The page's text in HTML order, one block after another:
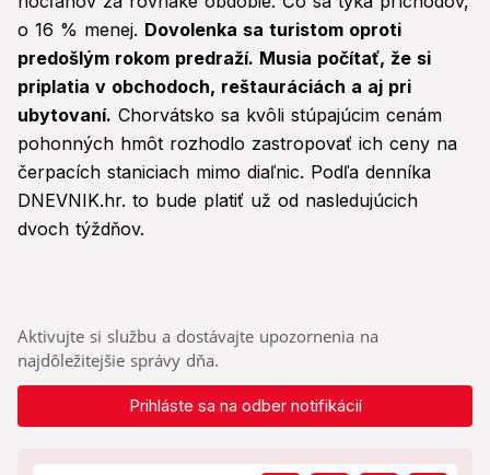
o 16 % menej. Dovolenka sa turistom oproti
predošlým rokom predraží. Musia počítať, že si
priplatia v obchodoch, reštauráciách a aj pri
ubytovaní. Chorvátsko sa kvôli stúpajúcim cenám
pohonných hmôt rozhodlo zastropovať ich ceny na
čerpacích staniciach mimo diaľnic. Podľa denníka
DNEVNIK.hr. to bude platiť už od nasledujúcich
dvoch týždňov.
Aktivujte si službu a dostávajte upozornenia na
najdôležitejšie správy dňa.
Prihláste sa na odber notifikácií